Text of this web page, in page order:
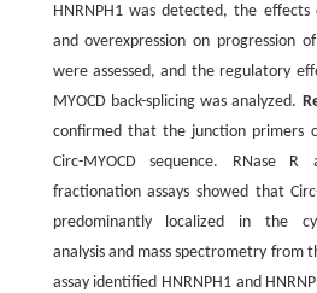
HNRNPH1 was detected, the effects
and overexpression on progression
were assessed, and the regulatory
MYOCD back-splicing was analyzed.
confirmed that the junction primers
Circ-MYOCD sequence. RNase R
fractionation assays showed that
predominantly localized in the
analysis and mass spectrometry from
assay identified HNRNPH1 and